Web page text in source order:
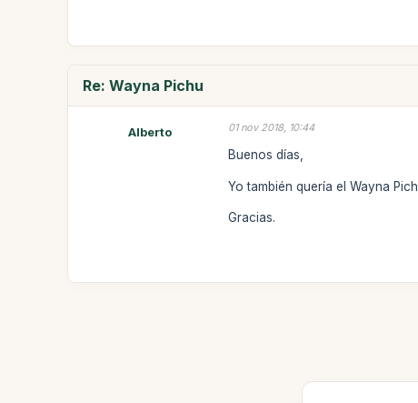
Re: Wayna Pichu
Alberto 01 nov 2018, 10:44
Buenos días,
Yo también quería el Wayna
Gracias.